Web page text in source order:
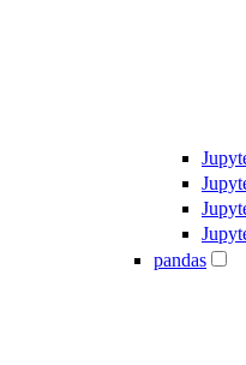
pandas